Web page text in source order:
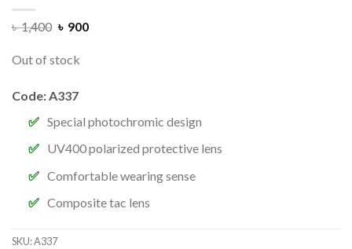
৳1,400 ৳ 900
Out of stock
Code: A337
Special photochromic design
UV400 polarized protective lens
Comfortable wearing sense
Composite tac lens
SKU:A337